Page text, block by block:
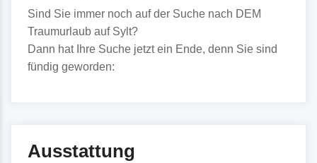
Sind Sie immer noch auf der Suche nach DEM
Traumurlaub auf Sylt?
Dann hat Ihre Suche jetzt ein Ende, denn Sie sind
fündig geworden:
Ausstattung